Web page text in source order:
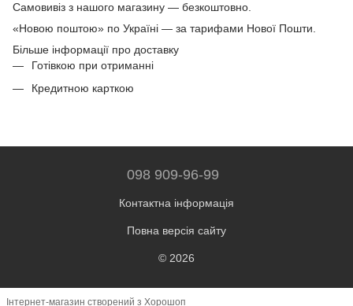
Самовивіз з нашого магазину — безкоштовно.
«Новою поштою» по Україні — за тарифами Нової Пошти.
Більше інформації про доставку
Готівкою при отриманні
Кредитною карткою
098 909-96-99
Контактна інформація
Повна версія сайту
© 2026
Інтернет-магазин створений з Хорошоп